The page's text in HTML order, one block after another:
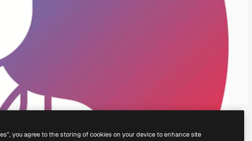
you agree to the storing of cookies on your device to enhance site